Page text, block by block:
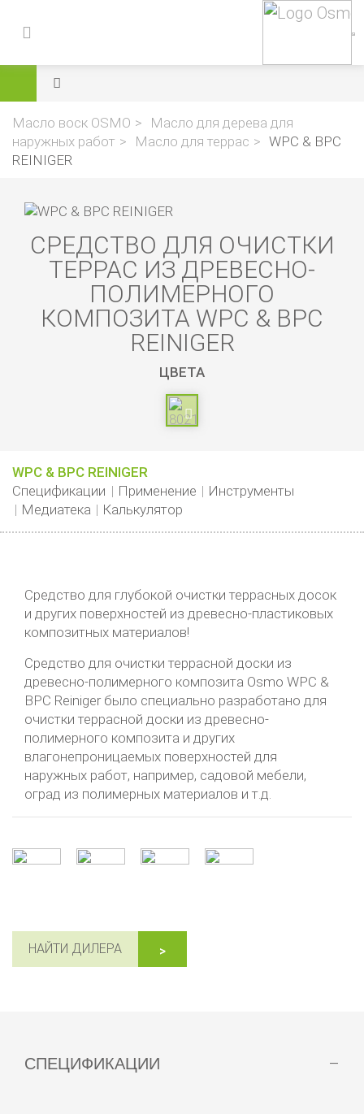
Масло воск OSMO
Масло для дерева для
наружных работ
Масло для террас
WPC & BPC
REINIGER
СРЕДСТВО ДЛЯ ОЧИСТКИ
ТЕРРАС ИЗ ДРЕВЕСНО-
ПОЛИМЕРНОГО
КОМПОЗИТА WPC & BPC
REINIGER
ЦВЕТА
WPC & BPC REINIGER
Спецификации
Применение
Инструменты
Медиатека
Калькулятор
Средство для глубокой очистки террасных досок
и других поверхностей из древесно-пластиковых
композитных материалов!
Средство для очистки террасной доски из
древесно-полимерного композита Osmo WPC &
BPC Reiniger было специально разработано для
очистки террасной доски из древесно-
полимерного композита и других
влагонепроницаемых поверхностей для
наружных работ, например, садовой мебели,
оград из полимерных материалов и т.д.
НАЙТИ ДИЛЕРА
СПЕЦИФИКАЦИИ